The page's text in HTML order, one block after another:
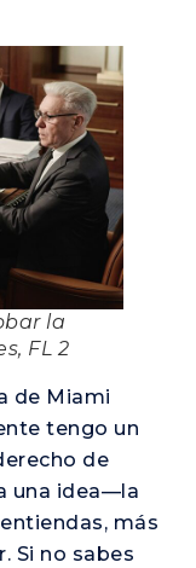
la
FL 2
de Miami
tengo un
de
una idea—la
más
Si no sabes